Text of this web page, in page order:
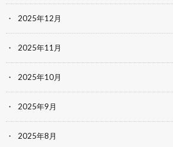
2025年12月
2025年11月
2025年10月
2025年9月
2025年8月